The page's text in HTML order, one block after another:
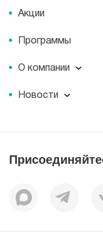
Акции
Программы
О компании
О компании
Пациентам
Миссия
Корпоративная
Наши преимущества
Новости
Пресс-центр